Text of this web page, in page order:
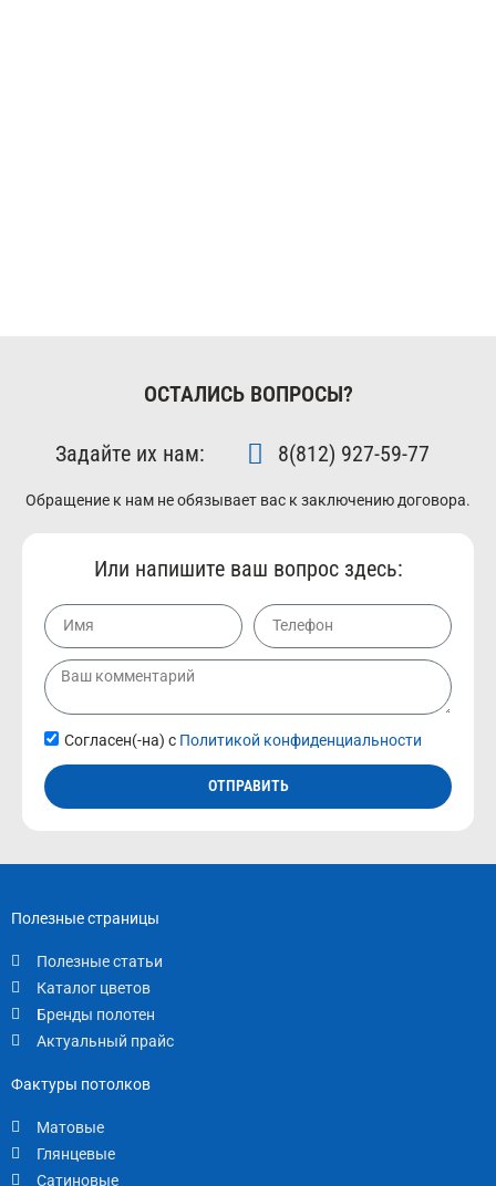
ОСТАЛИСЬ ВОПРОСЫ?
Задайте их нам: 8(812) 927-59-77
Обращение к нам не обязывает вас к заключению договора.
Или напишите ваш вопрос здесь:
Согласен(-на) с Политикой конфиденциальности
ОТПРАВИТЬ
Полезные страницы
Полезные статьи
Каталог цветов
Бренды полотен
Актуальный прайс
Фактуры потолков
Матовые
Глянцевые
Сатиновые